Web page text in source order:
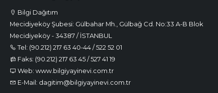
Bilgi Dağıtım
Mecidiyeköy Şubesi: Gülbahar Mh., Gülbağ Cd. No:33 A-B Blok
Mecidiyeköy - 34387 / İSTANBUL
Tel: (90.212) 217 63 40-44 / 522 52 01
Faks: (90.212) 217 63 45 / 527 41 19
Web: www.bilgiyayinevi.com.tr
E-Mail: dagitim@bilgiyayinevi.com.tr